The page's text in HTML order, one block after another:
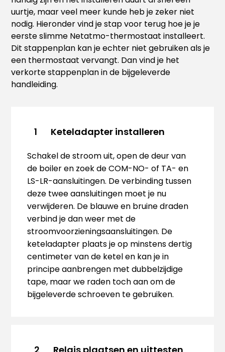
uurtje, maar veel meer kunde heb je zeker niet
nodig. Hieronder vind je stap voor terug hoe je je
eerste slimme Netatmo-thermostaat installeert.
Dit stappenplan kan je echter niet gebruiken als je
een thermostaat vervangt. Dan vind je het
verkorte stappenplan in de bijgeleverde
handleiding.
1 Keteladapter installeren
Schakel de stroom uit, open de deur van
de boiler en zoek de COM-NO- of TA- en
LS-LR-aansluitingen. De verbinding tussen
deze twee aansluitingen moet je nu
verwijderen. De blauwe en bruine draden
verbind je dan weer met de
stroomvoorzieningsaansluitingen. De
keteladapter plaats je op minstens dertig
centimeter van de ketel en kan je in
principe aanbrengen met dubbelzijdige
tape, maar we raden toch aan om de
bijgeleverde schroeven te gebruiken.